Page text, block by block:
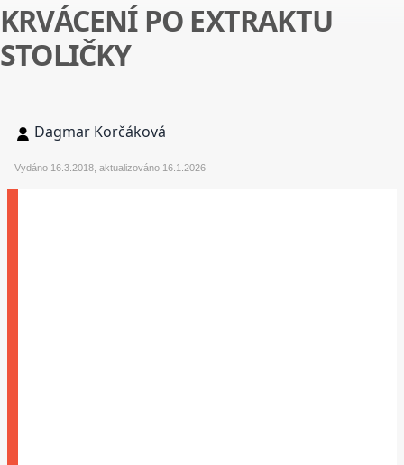
KRVÁCENÍ PO EXTRAKTU
STOLIČKY
Dagmar Korčáková
Vydáno 16.3.2018, aktualizováno 16.1.2026